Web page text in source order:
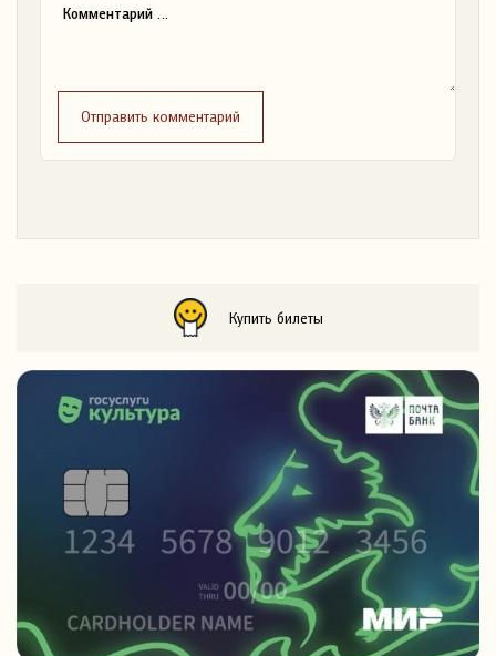
Отправить комментарий
Купить билеты